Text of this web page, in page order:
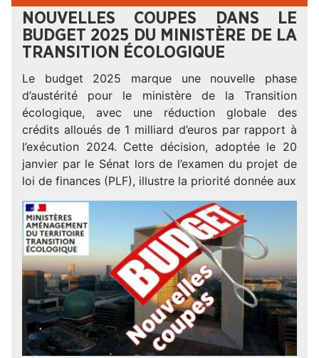
NOUVELLES COUPES DANS LE
BUDGET 2025 DU MINISTÈRE DE LA
TRANSITION ÉCOLOGIQUE
Le budget 2025 marque une nouvelle phase
d’austérité pour le ministère de la Transition
écologique, avec une réduction globale des
crédits alloués de 1 milliard d’euros par rapport à
l’exécution 2024. Cette décision, adoptée le 20
janvier par le Sénat lors de l’examen du projet de
loi de finances (PLF), illustre la priorité donnée aux